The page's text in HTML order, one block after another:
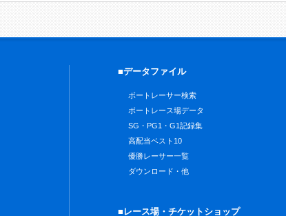
■データファイル
ボートレーサー検索
ボートレース場データ
SG・PG1・G1記録集
高配当ベスト10
優勝レーサー一覧
ダウンロード・他
■レース場・チケットショップ